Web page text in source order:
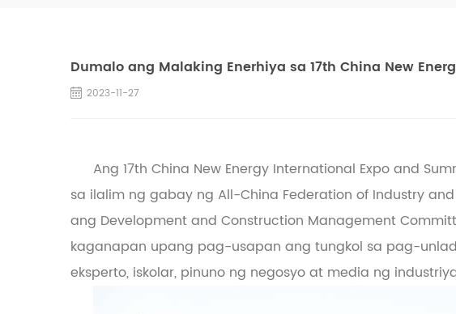
Dumalo ang Malaking Enerhiya sa 17th China New
2023-11-27
Ang 17th China New Energy International Expo and
sa ilalim ng gabay ng All-China Federation of Industry
ang Development and Construction Management
kaganapan upang pag-usapan ang tungkol sa pag-
eksperto, iskolar, pinuno ng negosyo at media ng